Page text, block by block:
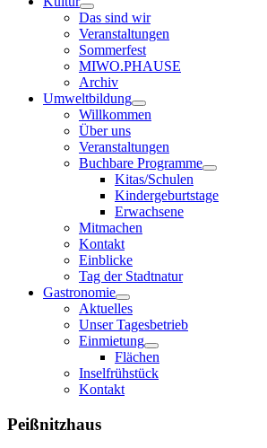
Das sind wir
Veranstaltungen
Sommerfest
MIWO.PHAUSE
Archiv
Umweltbildung
Willkommen
Über uns
Veranstaltungen
Buchbare Programme
Kitas/Schulen
Kindergeburtstage
Erwachsene
Mitmachen
Kontakt
Einblicke
Tag der Stadtnatur
Gastronomie
Aktuelles
Unser Tagesbetrieb
Einmietung
Flächen
Inselfrühstück
Kontakt
Peißnitzhaus